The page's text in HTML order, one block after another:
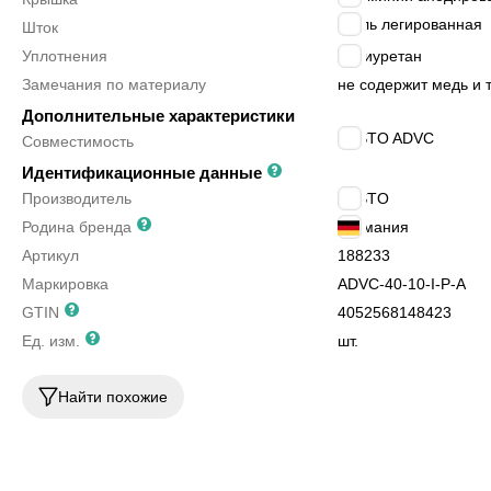
Шток
сталь легированная
Уплотнения
полиуретан
Замечания по материалу
не содержит медь и
Дополнительные характеристики
Совместимость FESTO ADVC
Идентификационные данные
Производитель
FESTO
Родина бренда
Германия
Артикул
188233
Маркировка
ADVC-40-10-I-P-A
GTIN
4052568148423
Ед. изм.
шт.
Найти похожие